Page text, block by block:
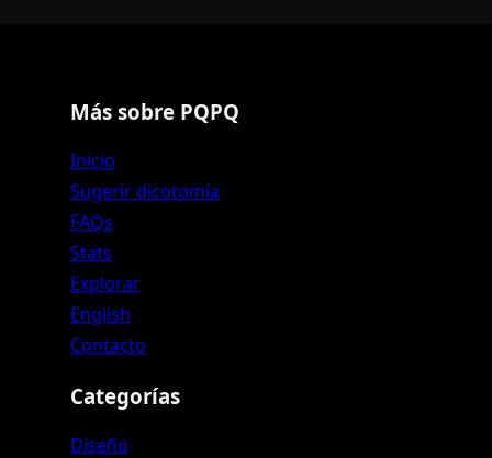
Más sobre PQPQ
Inicio
Sugerir dicotomía
FAQs
Stats
Explorar
English
Contacto
Categorías
Diseño